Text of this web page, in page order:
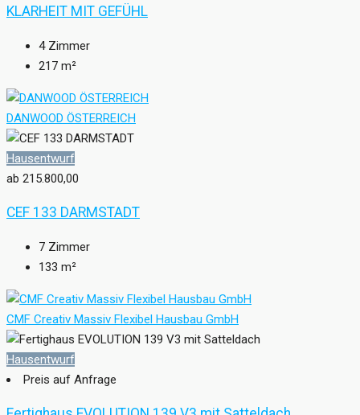
KLARHEIT MIT GEFÜHL
4 Zimmer
217 m²
DANWOOD ÖSTERREICH
Hausentwurf
ab 215.800,00
CEF 133 DARMSTADT
7 Zimmer
133 m²
CMF Creativ Massiv Flexibel Hausbau GmbH
Hausentwurf
Preis auf Anfrage